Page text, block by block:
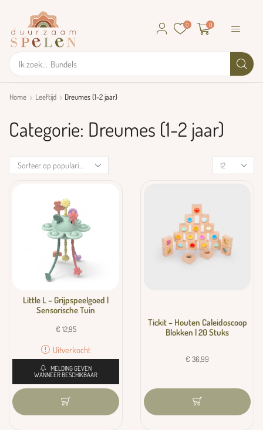
Ik zoek... GRIMM's
0 0
Home Leeftijd Dreumes (1-2 jaar)
Categorie: Dreumes (1-2 jaar)
Little L – Grijpspeelgoed |
Sensorische Tuin
€ 12,95
Uitverkocht
MELDING GEVEN
WANNEER BESCHIKBAAR
Tickit – Houten Caleidoscoop
Blokken | 20 Stuks
€ 36,99